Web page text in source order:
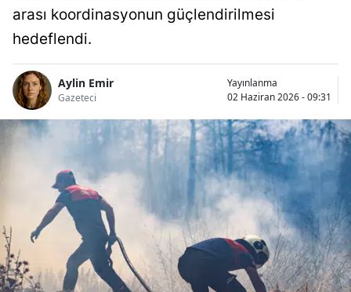
arası koordinasyonun güçlendirilmesi
hedeflendi.
Aylin Emir
Gazeteci
Yayınlanma
02 Haziran 2026 - 09:31